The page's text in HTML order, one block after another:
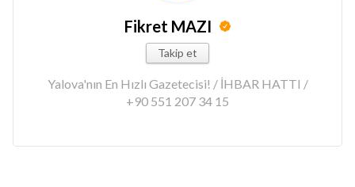
Fikret MAZI
Takip et
Yalova'nın En Hızlı Gazetecisi! / İHBAR HATTI /
+90 551 207 34 15